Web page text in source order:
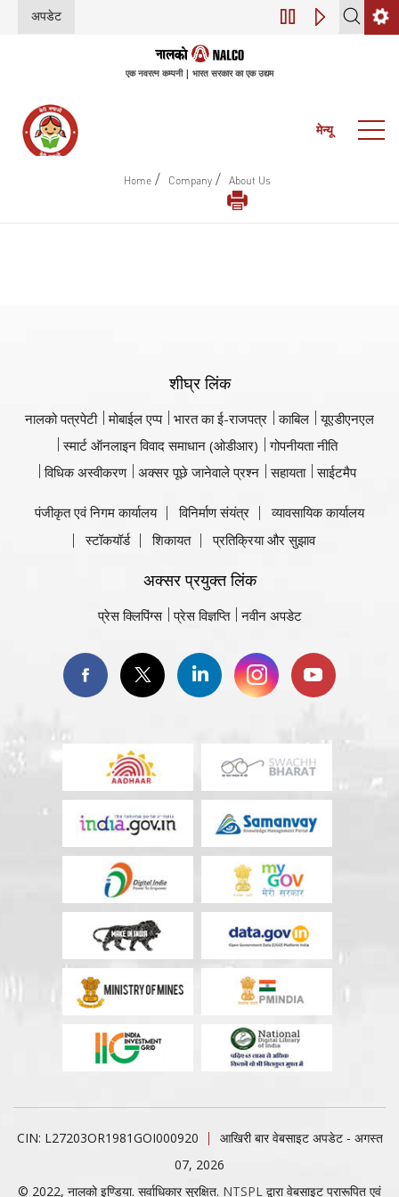
अपडेट डिजिटल परिवर्तन
एक नवरत्न कम्पनी | भारत सरकार का एक उद्यम
मेन्यू
Home / Company / About Us
शीघ्र लिंक
नालको पत्रपेटी मोबाईल एप्प भारत का ई-राजपत्र काबिल
यूएडीएनएल
स्मार्ट ऑनलाइन विवाद समाधान (ओडीआर)
गोपनीयता नीति
विधिक अस्वीकरण
अक्सर पूछे जानेवाले प्रश्न सहायता साईटमैप
पंजीकृत एवं निगम कार्यालय विनिर्माण संयंत्र
व्यावसायिक कार्यालय
स्टॉकयॉर्ड
शिकायत प्रतिक्रिया और सुझाव
अक्सर प्रयुक्त लिंक
प्रेस क्लिपिंग्स प्रेस विज्ञप्ति नवीन अपडेट
CIN: L27203OR1981GOI000920
आखिरी बार वेबसाइट अपडेट - अगस्त
07, 2026
© 2022, नालको इण्डिया. सर्वाधिकार सुरक्षित. NTSPL द्वारा वेबसाइट प्रारूपित एवं